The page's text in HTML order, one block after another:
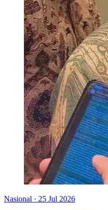
Nasional · 25 Jul 2026